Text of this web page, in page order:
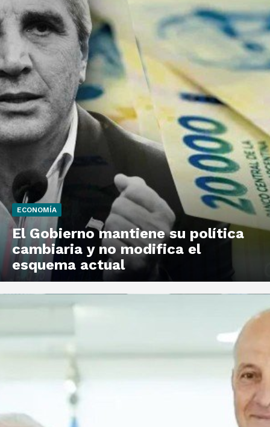
ECONOMÍA
El Gobierno mantiene su política
cambiaria y no modifica el
esquema actual